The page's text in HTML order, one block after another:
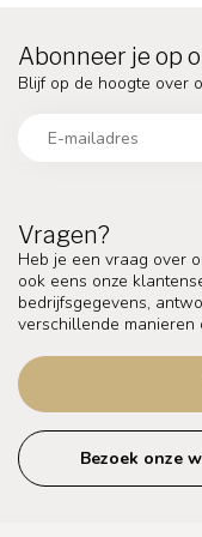
Vragen?
Heb je een vraag over
ook eens onze
bedrijfsgegevens,
verschillende manieren
Bezoek onze
Abonneer je op
Blijf op de hoogte over